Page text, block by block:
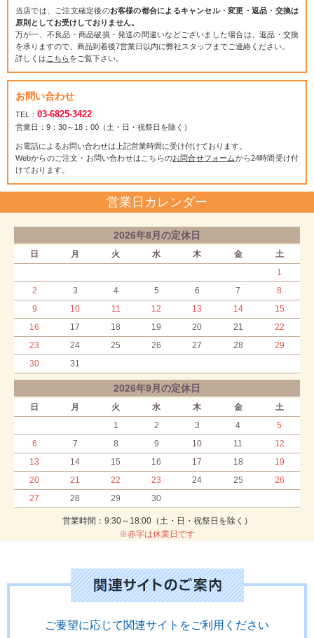
当店では、ご注文確定後のお客様の都合によるキャンセル・変更・返品・交換は
原則としてお受けしておりません。
万が一、不良品・商品破損・発送の間違いなどございました場合は、返品・交換
を承りますので、商品到着後7営業日以内に弊社スタッフまでご連絡ください。
詳しくは こちらをご覧下さい。
お問い合わせ
TEL： 03-6825-3422
営業日：9：30～18：00（土・日・祝祭日を除く）
お電話によるお問い合わせは上記営業時間に受け付けております。
Webからのご注文・お問い合わせはこちらのお問合せフォームから24時間受け付
けております。
営業日カレンダー
2026年8月の定休日
日 月 火 水 木 金
土
1
2
3 4 5 6 7
8
9
10 11 12 13 14
15
16
17 18 19 20 21
22
23
24 25 26 27 28
29
30
31
2026年9月の定休日
日 月 火 水 木 金
土
1
2 3 4
5
6
7 8 9 10 11
12
13
14 15 16 17 18
19
20
21 22 23 24 25
26
27
28 29 30
営業時間：9:30～18:00（土・日・祝祭日を除く）
※赤字は休業日です
ご要望に応じて関連サイトをご利用ください